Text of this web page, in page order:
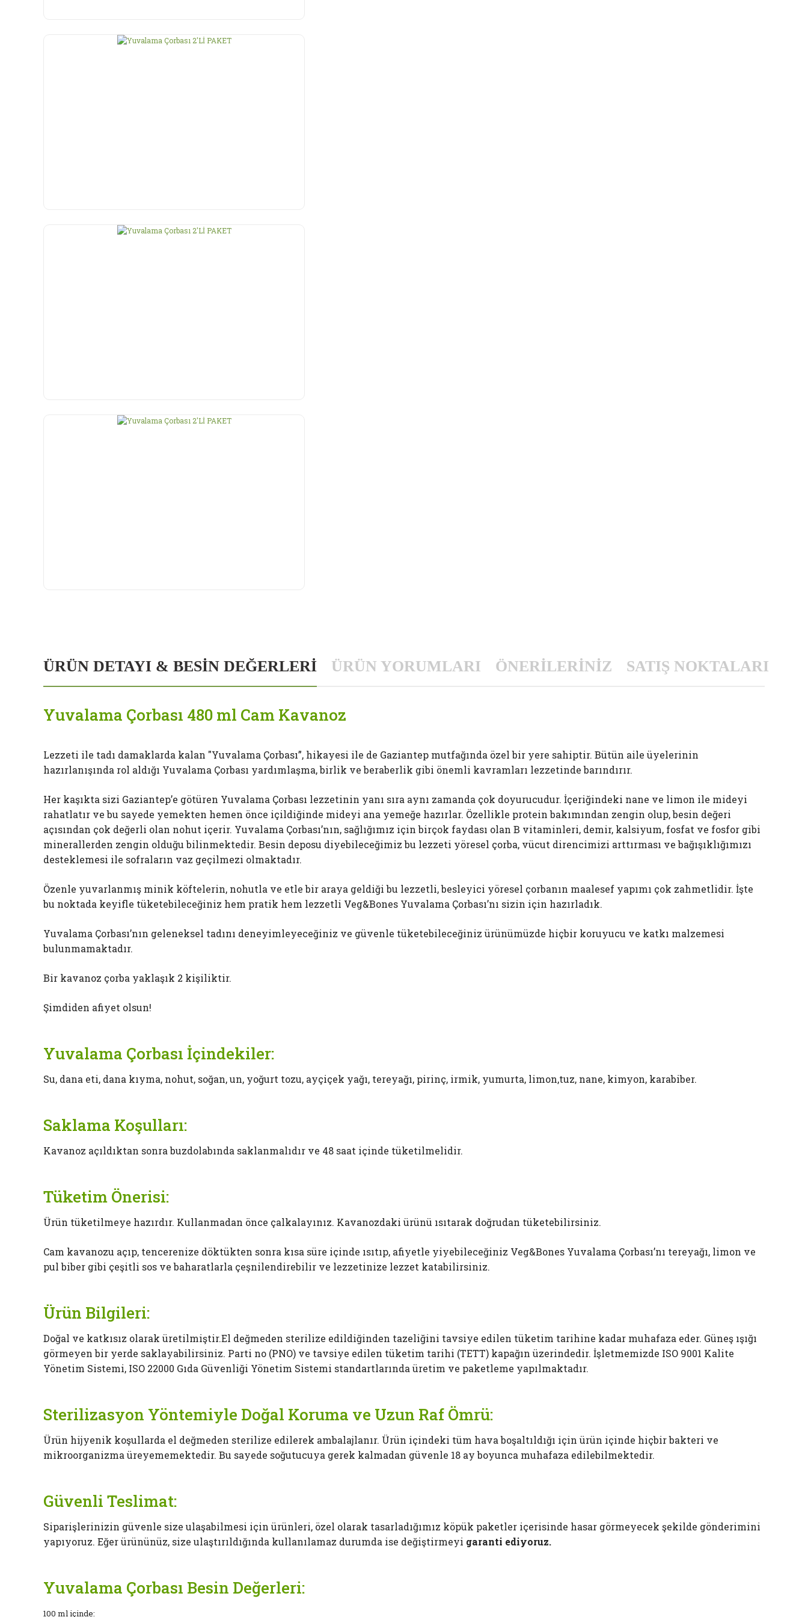
ÜRÜN DETAYI & BESİN DEĞERLERİ ÜRÜN YORUMLARI ÖNERİLERİNİZ SATIŞ NOKTALARI
Yuvalama Çorbası 480 ml Cam Kavanoz
Lezzeti ile tadı damaklarda kalan "Yuvalama Çorbası”, hikayesi ile de Gaziantep mutfağında özel bir yere sahiptir. Bütün aile üyelerinin
hazırlanışında rol aldığı Yuvalama Çorbası yardımlaşma, birlik ve beraberlik gibi önemli kavramları lezzetinde barındırır.
Her kaşıkta sizi Gaziantep’e götüren Yuvalama Çorbası lezzetinin yanı sıra aynı zamanda çok doyurucudur. İçeriğindeki nane ve limon ile mideyi
rahatlatır ve bu sayede yemekten hemen önce içildiğinde mideyi ana yemeğe hazırlar. Özellikle protein bakımından zengin olup, besin değeri
açısından çok değerli olan nohut içerir. Yuvalama Çorbası’nın, sağlığımız için birçok faydası olan B vitaminleri, demir, kalsiyum, fosfat ve fosfor gibi
minerallerden zengin olduğu bilinmektedir. Besin deposu diyebileceğimiz bu lezzeti yöresel çorba, vücut direncimizi arttırması ve bağışıklığımızı
desteklemesi ile sofraların vaz geçilmezi olmaktadır.
Özenle yuvarlanmış minik köftelerin, nohutla ve etle bir araya geldiği bu lezzetli, besleyici yöresel çorbanın maalesef yapımı çok zahmetlidir. İşte
bu noktada keyifle tüketebileceğiniz hem pratik hem lezzetli Veg&Bones Yuvalama Çorbası’nı sizin için hazırladık.
Yuvalama Çorbası’nın geleneksel tadını deneyimleyeceğiniz ve güvenle tüketebileceğiniz ürünümüzde hiçbir koruyucu ve katkı malzemesi
bulunmamaktadır.
Bir kavanoz çorba yaklaşık 2 kişiliktir.
Şimdiden afiyet olsun!
Yuvalama Çorbası İçindekiler:
Su, dana eti, dana kıyma, nohut, soğan, un, yoğurt tozu, ayçiçek yağı, tereyağı, pirinç, irmik, yumurta, limon,tuz, nane, kimyon, karabiber.
Saklama Koşulları:
Kavanoz açıldıktan sonra buzdolabında saklanmalıdır ve 48 saat içinde tüketilmelidir.
Tüketim Önerisi:
Ürün tüketilmeye hazırdır. Kullanmadan önce çalkalayınız. Kavanozdaki ürünü ısıtarak doğrudan tüketebilirsiniz.
Cam kavanozu açıp, tencerenize döktükten sonra kısa süre içinde ısıtıp, afiyetle yiyebileceğiniz Veg&Bones Yuvalama Çorbası’nı tereyağı, limon ve
pul biber gibi çeşitli sos ve baharatlarla çeşnilendirebilir ve lezzetinize lezzet katabilirsiniz.
Ürün Bilgileri:
Doğal ve katkısız olarak üretilmiştir.El değmeden sterilize edildiğinden tazeliğini tavsiye edilen tüketim tarihine kadar muhafaza eder. Güneş ışığı
görmeyen bir yerde saklayabilirsiniz. Parti no (PNO) ve tavsiye edilen tüketim tarihi (TETT) kapağın üzerindedir. İşletmemizde ISO 9001 Kalite
Yönetim Sistemi, ISO 22000 Gıda Güvenliği Yönetim Sistemi standartlarında üretim ve paketleme yapılmaktadır.
Sterilizasyon Yöntemiyle Doğal Koruma ve Uzun Raf Ömrü:
Ürün hijyenik koşullarda el değmeden sterilize edilerek ambalajlanır. Ürün içindeki tüm hava boşaltıldığı için ürün içinde hiçbir bakteri ve
mikroorganizma üreyememektedir. Bu sayede soğutucuya gerek kalmadan güvenle 18 ay boyunca muhafaza edilebilmektedir.
Güvenli Teslimat:
Siparişlerinizin güvenle size ulaşabilmesi için ürünleri, özel olarak tasarladığımız köpük paketler içerisinde hasar görmeyecek şekilde gönderimini
yapıyoruz. Eğer ürününüz, size ulaştırıldığında kullanılamaz durumda ise değiştirmeyi garanti ediyoruz.
Yuvalama Çorbası Besin Değerleri:
100 ml içinde: